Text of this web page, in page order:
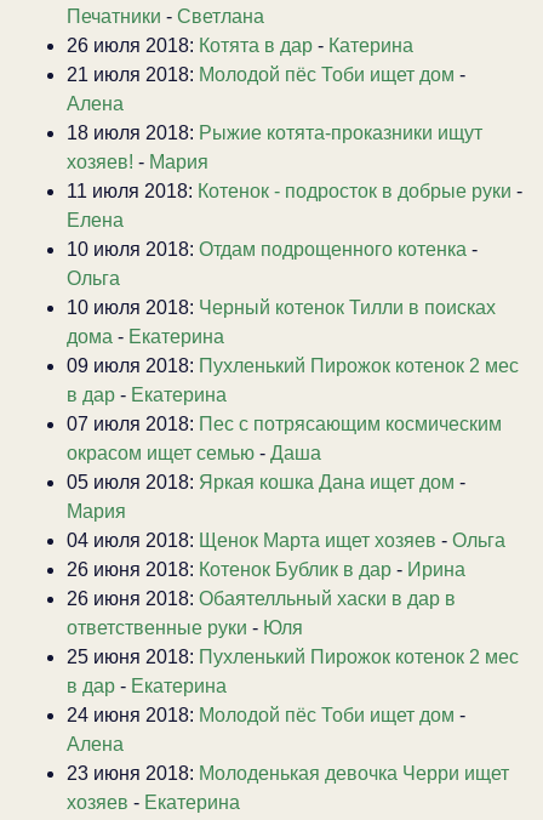
Печатники - Светлана
26 июля 2018: Котята в дар - Катерина
21 июля 2018: Молодой пёс Тоби ищет дом -
Алена
18 июля 2018: Рыжие котята-проказники ищут
хозяев! - Мария
11 июля 2018: Котенок - подросток в добрые руки -
Елена
10 июля 2018: Отдам подрощенного котенка -
Ольга
10 июля 2018: Черный котенок Тилли в поисках
дома - Екатерина
09 июля 2018: Пухленький Пирожок котенок 2 мес
в дар - Екатерина
07 июля 2018: Пес с потрясающим космическим
окрасом ищет семью - Даша
05 июля 2018: Яркая кошка Дана ищет дом -
Мария
04 июля 2018: Щенок Марта ищет хозяев - Ольга
26 июня 2018: Котенок Бублик в дар - Ирина
26 июня 2018: Обаятелльный хаски в дар в
ответственные руки - Юля
25 июня 2018: Пухленький Пирожок котенок 2 мес
в дар - Екатерина
24 июня 2018: Молодой пёс Тоби ищет дом -
Алена
23 июня 2018: Молоденькая девочка Черри ищет
хозяев - Екатерина